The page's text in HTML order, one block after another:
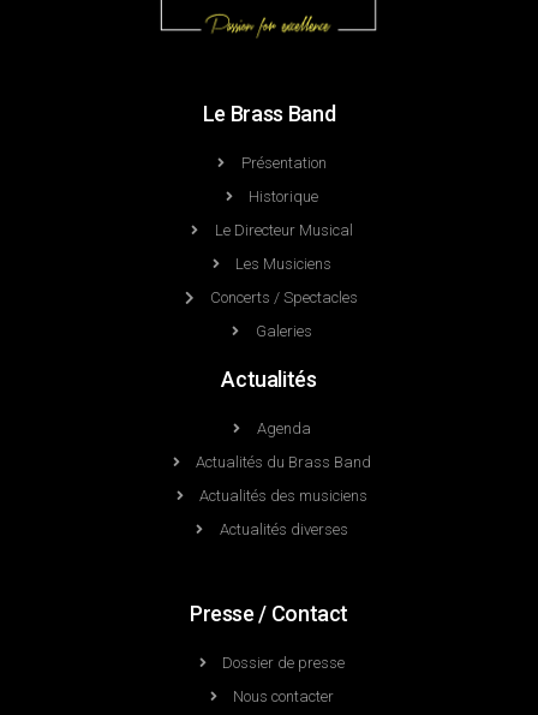
Le Brass Band
Présentation
Historique
Le Directeur Musical
Les Musiciens
Concerts / Spectacles
Galeries
Actualités
Agenda
Actualités du Brass Band
Actualités des musiciens
Actualités diverses
Presse / Contact
Dossier de presse
Nous contacter